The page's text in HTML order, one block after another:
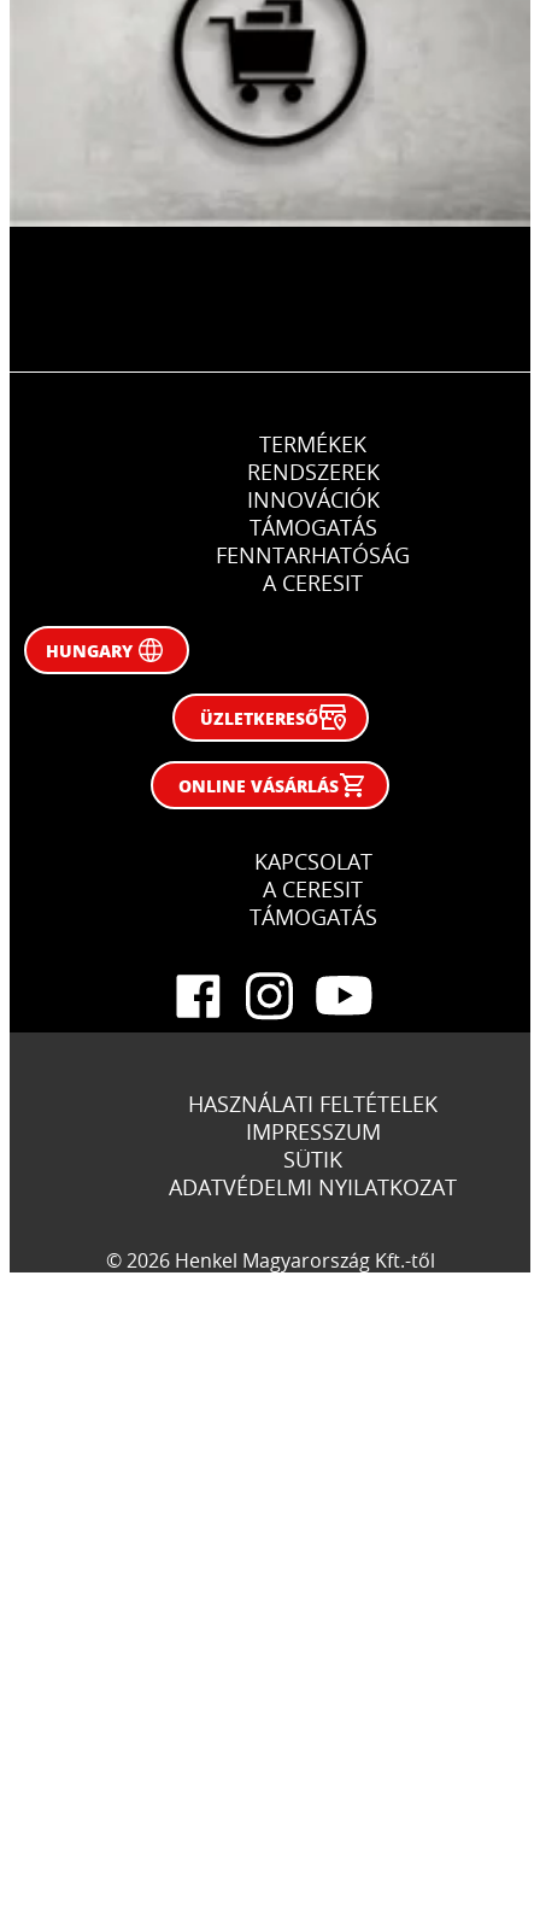
TERMÉKEK
RENDSZEREK
INNOVÁCIÓK
TÁMOGATÁS
FENNTARHATÓSÁG
A CERESIT
HUNGARY
ÜZLETKERESŐ
ONLINE VÁSÁRLÁS
KAPCSOLAT
A CERESIT
TÁMOGATÁS
HASZNÁLATI FELTÉTELEK
IMPRESSZUM
SÜTIK
ADATVÉDELMI NYILATKOZAT
© 2026 Henkel Magyarország Kft.-től